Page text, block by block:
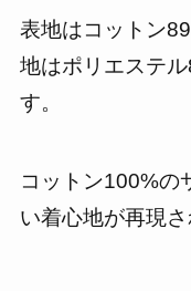
表地はコットン
地はポリエステ
す。
コットン100%の
い着心地が再現さ